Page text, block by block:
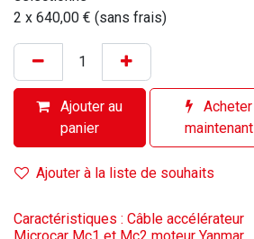
2 x 640,00 € (sans frais)
Ajouter au
panier
Acheter
maintenant
Ajouter à la liste de souhaits
Caractéristiques : Câble accélérateur